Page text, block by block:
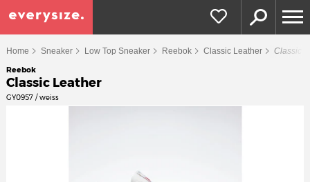
Home Sneaker Low Top Sneaker Reebok Classic Leather Classic
Reebok
Classic Leather
GY0957 / weiss